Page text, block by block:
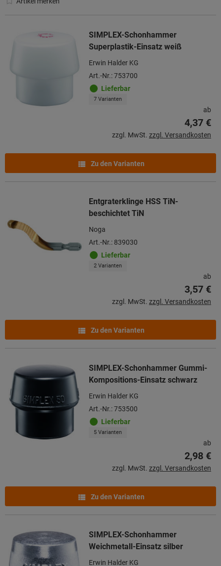
SIMPLEX-Schonhammer
Superplastik-Einsatz weiß
Erwin Halder KG
Art.-Nr.: 753700
Lieferbar
7 Varianten
ab
4,37 €
zzgl. MwSt. zzgl. Versandkosten
Zu den Varianten
Entgraterklinge HSS TiN-
beschichtet TiN
Noga
Art.-Nr.: 839030
Lieferbar
2 Varianten
ab
3,57 €
zzgl. MwSt. zzgl. Versandkosten
Zu den Varianten
SIMPLEX-Schonhammer Gummi-
Kompositions-Einsatz schwarz
Erwin Halder KG
Art.-Nr.: 753500
Lieferbar
5 Varianten
ab
2,98 €
zzgl. MwSt. zzgl. Versandkosten
Zu den Varianten
SIMPLEX-Schonhammer
Weichmetall-Einsatz silber
Erwin Halder KG